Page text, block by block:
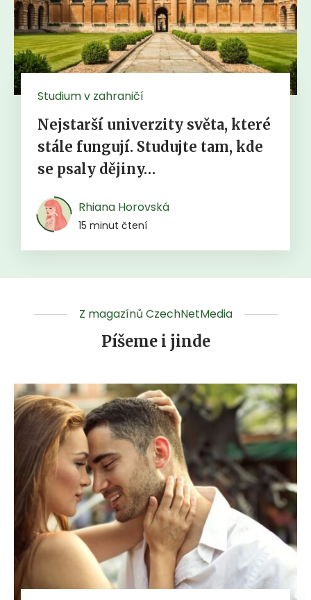
Studium v zahraničí
Nejstarší univerzity světa, které
stále fungují. Studujte tam, kde
se psaly dějiny…
Rhiana Horovská
15 minut čtení
Z magazínů CzechNetMedia
Píšeme i jinde